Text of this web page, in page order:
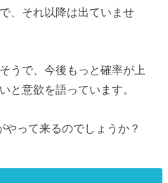
、それ以降は出ていませ
うで、今後もっと確率が上
と意欲を語っています。
って来るのでしょうか？